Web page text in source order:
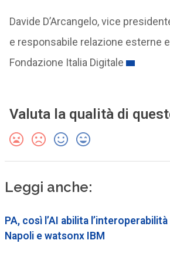
Davide D’Arcangelo, vice
e responsabile relazione esterne
Fondazione Italia Digitale
Valuta la qualità di
Leggi anche:
PA, così l’AI abilita
Napoli e watsonx IBM